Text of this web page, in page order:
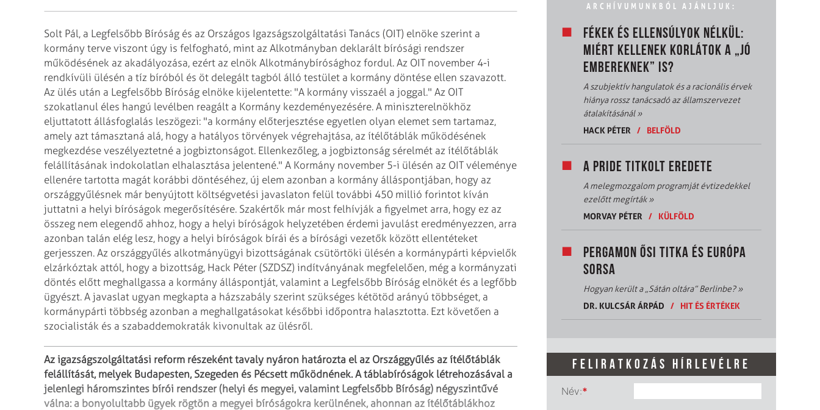
Solt Pál, a Legfelsőbb Bíróság és az Országos Igazságszolgáltatási Tanács (OIT) elnöke szerint a
kormány terve viszont úgy is felfogható, mint az Alkotmányban deklarált bírósági rendszer
működésének az akadályozása, ezért az elnök Alkotmánybírósághoz fordul. Az OIT november 4-i
rendkívüli ülésén a tíz bíróból és öt delegált tagból álló testület a kormány döntése ellen szavazott.
Az ülés után a Legfelsőbb Bíróság elnöke kijelentette: "A kormány visszaél a joggal." Az OIT
szokatlanul éles hangú levélben reagált a Kormány kezdeményezésére. A miniszterelnökhöz
eljuttatott állásfoglalás leszögezi: "a kormány előterjesztése egyetlen olyan elemet sem tartamaz,
amely azt támasztaná alá, hogy a hatályos törvények végrehajtása, az ítélőtáblák működésének
megkezdése veszélyeztetné a jogbiztonságot. Ellenkezőleg, a jogbiztonság sérelmét az ítélőtáblák
felállításának indokolatlan elhalasztása jelentené." A Kormány november 5-i ülésén az OIT véleménye
ellenére tartotta magát korábbi döntéséhez, új elem azonban a kormány álláspontjában, hogy az
országgyűlésnek már benyújtott költségvetési javaslaton felül további 450 millió forintot kíván
juttatni a helyi bíróságok megerősítésére. Szakértők már most felhívják a figyelmet arra, hogy ez az
összeg nem elegendő ahhoz, hogy a helyi bíróságok helyzetében érdemi javulást eredményezzen, arra
azonban talán elég lesz, hogy a helyi bíróságok bírái és a bírósági vezetők között ellentéteket
gerjesszen. Az országgyűlés alkotmányügyi bizottságának csütörtöki ülésén a kormánypárti képvielők
elzárkóztak attól, hogy a bizottság, Hack Péter (SZDSZ) indítványának megfelelően, még a kormányzati
döntés előtt meghallgassa a kormány álláspontját, valamint a Legfelsőbb Bíróság elnökét és a legfőbb
ügyészt. A javaslat ugyan megkapta a házszabály szerint szükséges kétötöd arányú többséget, a
kormánypárti többség azonban a meghallgatásokat későbbi időpontra halasztotta. Ezt követően a
szocialisták és a szabaddemokraták kivonultak az ülésről.
Az igazságszolgáltatási reform részeként tavaly nyáron határozta el az Országgyűlés az ítélőtáblák
felállítását, melyek Budapesten, Szegeden és Pécsett működnének. A táblabíróságok létrehozásával a
jelenlegi háromszintes bírói rendszer (helyi és megyei, valamint Legfelsőbb Bíróság) négyszintűvé
válna: a bonyolultabb ügyek rögtön a megyei bíróságokra kerülnének, ahonnan az ítélőtáblákhoz
ARCHÍVUMUNKBÓL AJÁNLJUK:
FÉKEK ÉS ELLENSÚLYOK NÉLKÜL:
MIÉRT KELLENEK KORLÁTOK A „JÓ
EMBEREKNEK” IS?
A szubjektív hangulatok és a racionális érvek
hiánya rossz tanácsadó az államszervezet
átalakításánál»
HACK PÉTER
/ BELFÖLD
A PRIDE TITKOLT EREDETE
A melegmozgalom programját évtizedekkel
ezelőtt megírták»
MORVAY PÉTER
/ KÜLFÖLD
PERGAMON ŐSI TITKA ÉS EURÓPA
SORSA
Hogyan került a „Sátán oltára” Berlinbe?»
DR. KULCSÁR ÁRPÁD
/ HIT ÉS ÉRTÉKEK
FELIRATKOZÁS HÍRLEVÉLRE
Név:*